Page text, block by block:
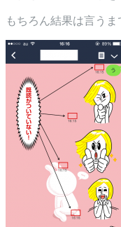
もちろん結果は言うま